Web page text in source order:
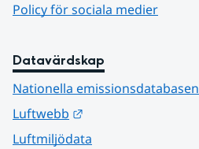
Policy för sociala medier
Datavärdskap
Nationella emissionsdatabasen
Luftwebb
Luftmiljödata